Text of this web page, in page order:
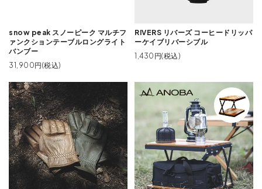
snow peak スノーピーク マルチフ
ァンクションテーブルロングライト
バンブー
31,900円(税込)
RIVERS リバーズ コーヒードリッパ
ーケイブリバーシブル
1,430円(税込)